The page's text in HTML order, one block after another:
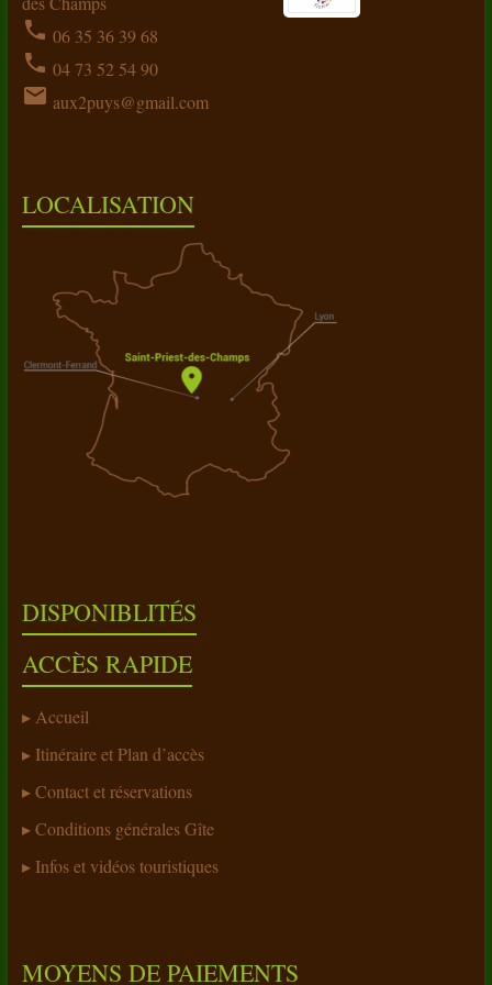
phone 06 35 36 39 68
phone 04 73 52 54 90
email aux2puys@gmail.com
LOCALISATION
DISPONIBLITÉS
ACCÈS RAPIDE
Accueil
Itinéraire et Plan d’accès
Contact et réservations
Conditions générales Gîte
Infos et vidéos touristiques
MOYENS DE PAIEMENTS